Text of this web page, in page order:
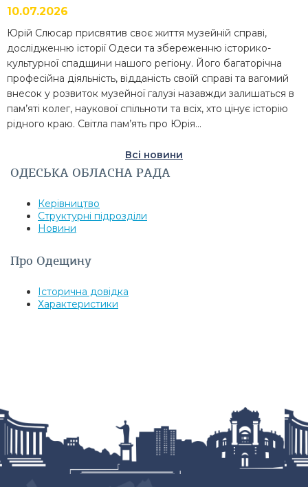
10.07.2026
Юрій Слюсар присвятив своє життя музейній справі,
дослідженню історії Одеси та збереженню історико-
культурної спадщини нашого регіону. Його багаторічна
професійна діяльність, відданість своїй справі та вагомий
внесок у розвиток музейної галузі назавжди залишаться в
пам’яті колег, наукової спільноти та всіх, хто цінує історію
рідного краю. Світла пам’ять про Юрія…
Всі новини
ОДЕСЬКА ОБЛАСНА РАДА
Керівництво
Структурні підрозділи
Новини
Про Одещину
Історична довідка
Характеристики